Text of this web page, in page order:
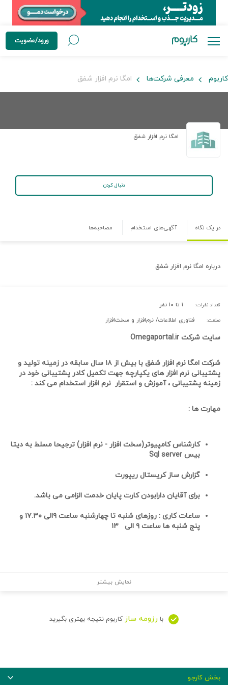
ورود/عضویت
کاربوم معرفی شرکت‌ها امگا نرم افزار شفق
امگا نرم افزار شفق
دنبال کردن
در یک نگاه آگهی‌های استخدام مصاحبه‌ها
درباره امگا نرم افزار شفق
تعداد نفرات: ۱ تا ۱۰ نفر
صنعت: فناوری اطلاعات/ نرم‌افزار و سخت‌افزار
سایت شرکت Omegaportal.ir
شرکت امگا نرم افزار شفق
با بیش از ۱۸ سال سابقه در زمینه تولید و
پشتیبانی نرم افزار های یکپارچه جهت تکمیل کادر پشتیبانی خود در
زمینه پشتیبانی ، آموزش و استقرار نرم افزار استخدام می کند :
مهارت ها :
کارشناس کامپیوتر(سخت افزار - نرم افزار) ترجیحا مسلط به دیتا
بیس
گزارش ساز کریستال ریپورت
برای آقایان دارابودن کارت پایان خدمت الزامی می باشد.
ساعات کاری : روزهای
شنبه تا چهارشنبه ساعت ۹الی ۱۷.۳۰ و
پنج شنبه ها ساعت ۹ الی ۱۳
نمایش بیشتر
با رزومه ساز کاربوم نتیجه بهتری بگیرید
بخش کارجو